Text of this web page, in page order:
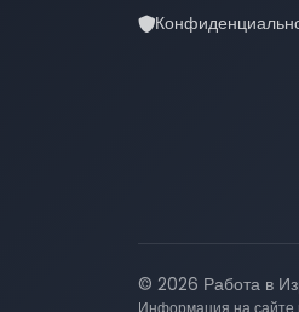
© 2026 Работа в